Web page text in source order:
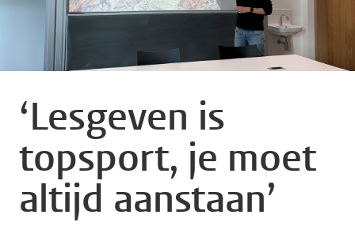
‘Lesgeven is
topsport, je moet
altijd aanstaan’